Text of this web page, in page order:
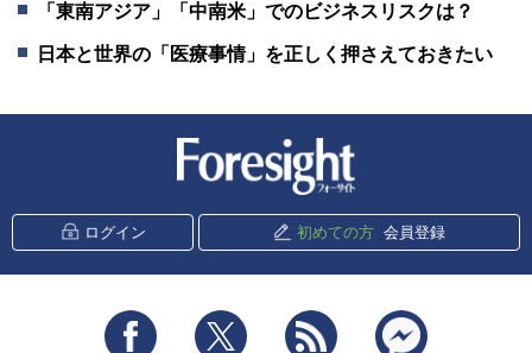
「東南アジア」「中南米」でのビジネスリスクは？
日本と世界の「医療事情」を正しく押さえておきたい
ログイン 初めての方 会員登録
Facebook Twitter RSS